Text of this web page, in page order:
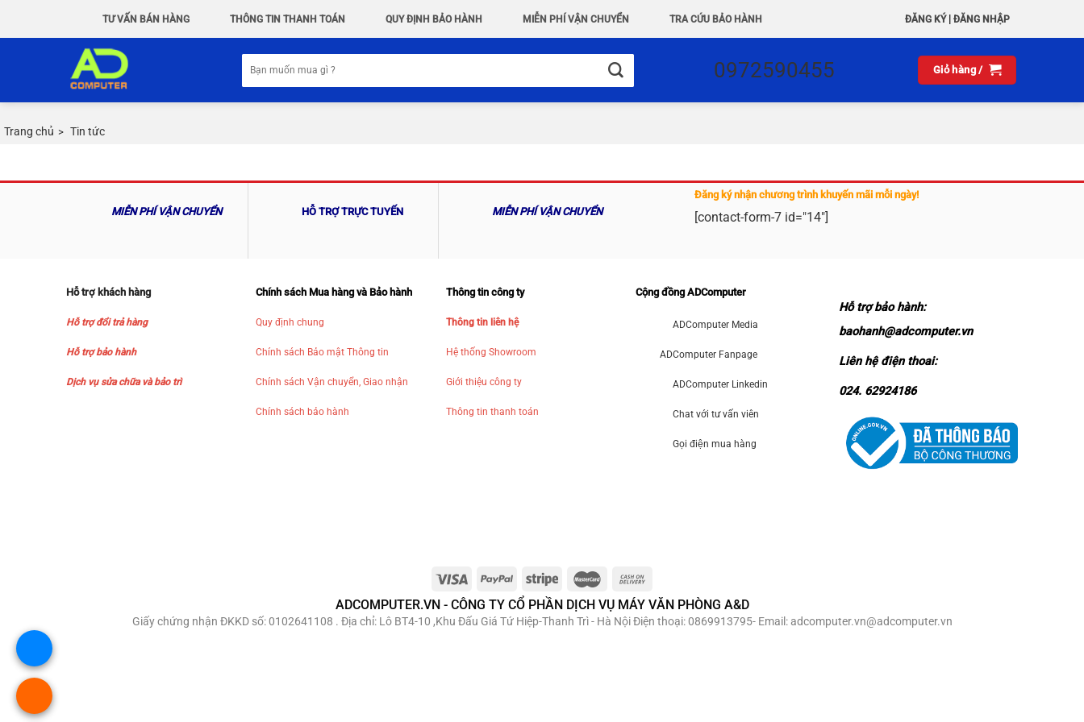
TƯ VẤN BÁN HÀNG THÔNG TIN THANH TOÁN QUY ĐỊNH BẢO HÀNH MIỄN PHÍ VẬN CHUYỂN TRA CỨU BẢO HÀNH ĐĂNG KÝ| ĐĂNG NHẬP
kiếm:
0972590455 Giỏ hàng /
Trang chủ > Tin tức
MIỄN PHÍ VẬN CHUYỂN HỖ TRỢ TRỰC TUYẾN MIỄN PHÍ VẬN CHUYỂN
Đăng ký nhận chương trình khuyến mãi mỗi ngày!
[contact-form-7 id="14"]
Hỗ trợ khách hàng
Hỗ trợ đổi trả hàng
Hỗ trợ bảo hành
Dịch vụ sửa chữa và bảo trì
Chính sách Mua hàng và Bảo hành
Quy định chung
Chính sách Bảo mật Thông tin
Chính sách Vận chuyển, Giao nhận
Chính sách bảo hành
Thông tin công ty
Thông tin liên hệ
Hệ thống Showroom
Giới thiệu công ty
Thông tin thanh toán
Cộng đồng ADComputer
ADComputer Media
ADComputer Fanpage
ADComputer Linkedin
Chat với tư vấn viên
Gọi điện mua hàng
Hỗ trợ bảo hành:
baohanh@adcomputer.vn
Liên hệ điện thoai:
024. 62924186
ADCOMPUTER.VN - CÔNG TY CỔ PHẦN DỊCH VỤ MÁY VĂN PHÒNG A&D
Giấy chứng nhận ĐKKD số: 0102641108 . Địa chỉ: Lô BT4-10 ,Khu Đấu Giá Tứ Hiệp-Thanh Trì - Hà Nội Điện thoại: 0869913795- Email: adcomputer.vn@adcomputer.vn